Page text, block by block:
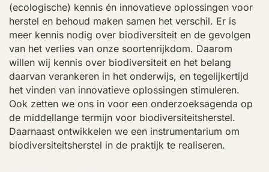
(ecologische) kennis én innovatieve oplossingen voor
herstel en behoud maken samen het verschil. Er is
meer kennis nodig over biodiversiteit en de gevolgen
van het verlies van onze soortenrijkdom. Daarom
willen wij kennis over biodiversiteit en het belang
daarvan verankeren in het onderwijs, en tegelijkertijd
het vinden van innovatieve oplossingen stimuleren.
Ook zetten we ons in voor een onderzoeksagenda op
de middellange termijn voor biodiversiteitsherstel.
Daarnaast ontwikkelen we een instrumentarium om
biodiversiteitsherstel in de praktijk te realiseren.